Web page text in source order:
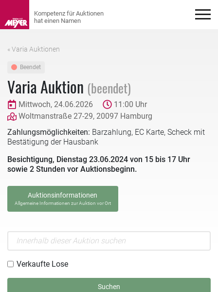
« Varia Auktionen
Beendet
Varia Auktion (beendet)
Mittwoch, 24.06.2026
11:00 Uhr
Woltmanstraße 27-29, 20097 Hamburg
Zahlungsmöglichkeiten: Barzahlung, EC Karte, Scheck mit
Bestätigung der Hausbank
Besichtigung, Dienstag 23.06.2024 von 15 bis 17 Uhr
sowie 2 Stunden vor Auktionsbeginn.
Auktionsinformationen
Allgemeine Informationen zur Auktion vor Ort
Verkaufte Lose
Suchen